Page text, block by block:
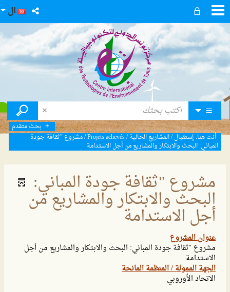
ال
بحث متقدم
أنت هنا: إستقبال/المشاريع الحالية/
Projets achevés
/مشروع "ثقافة جودة
المباني: البحث والابتكار والمشاريع من أجل الاستدامة
مشروع "ثقافة جودة المباني:
البحث والابتكار والمشاريع من
أجل الاستدامة
عنوان المشروع
مشروع "ثقافة جودة المباني: البحث والابتكار والمشاريع من أجل
الاستدامة
الجهة الممولة / المنظمة المانحة
الاتحاد الأوروبي